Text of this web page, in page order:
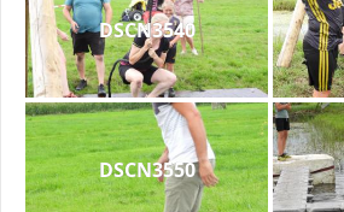
DSCN3540
DSCN3550